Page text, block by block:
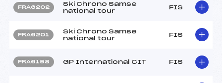
FRA6202
Ski Chrono Samse
national tour
FIS
FRA6201
Ski Chrono Samse
national tour
FIS
FRA6198 GP International CIT FIS